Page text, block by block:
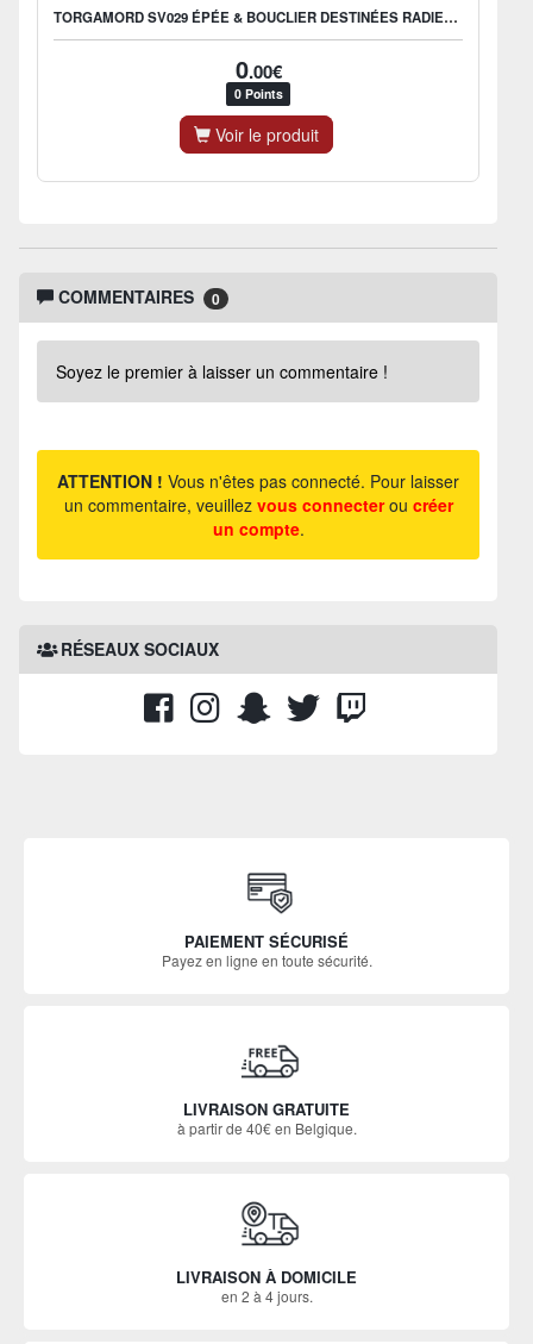
TORGAMORD SV029 ÉPÉE & BOUCLIER DESTINÉES RADIEUSES EB045
0.00€
0 Points
Voir le produit
COMMENTAIRES 0
Soyez le premier à laisser un commentaire !
ATTENTION ! Vous n'êtes pas connecté. Pour laisser
un commentaire, veuillez vous connecterou créer
un compte.
RÉSEAUX SOCIAUX
PAIEMENT SÉCURISÉ
Payez en ligne en toute sécurité.
LIVRAISON GRATUITE
à partir de 40€ en Belgique.
LIVRAISON À DOMICILE
en 2 à 4 jours.